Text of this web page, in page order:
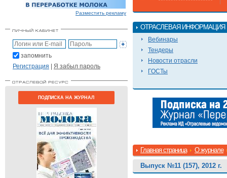
Разместить рекламу
запомнить
Регистрация | Я забыл пароль
ПОДПИСКА НА ЖУРНАЛ
ОТРАСЛЕВАЯ ИНФОРМАЦИЯ
Вебинары
Тендеры
Новости отрасли
ГОСТы
Главная страница О журнале
Выпуск №11 (157), 2012 г.